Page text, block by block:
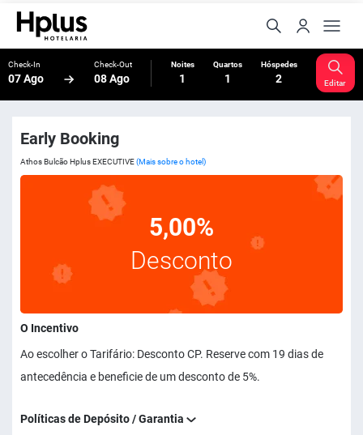
Check-In
07 Ago
Check-Out
08 Ago
Noites
1
Quartos
1
Hóspedes
2 Editar
Early Booking
Athos Bulcão Hplus EXECUTIVE(Mais sobre o hotel)
5,00%
Desconto
O Incentivo
Ao escolher o Tarifário: Desconto CP. Reserve com 19 dias de
antecedência e beneficie de um desconto de 5%.
Políticas de Depósito / Garantia